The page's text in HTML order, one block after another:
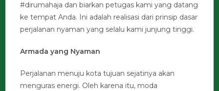
#dirumahaja dan biarkan petugas kami yang datang
ke tempat Anda. Ini adalah realisasi dari prinsip dasar
perjalanan nyaman yang selalu kami junjung tinggi.
Armada yang Nyaman
Perjalanan menuju kota tujuan sejatinya akan
menguras energi. Oleh karena itu, moda